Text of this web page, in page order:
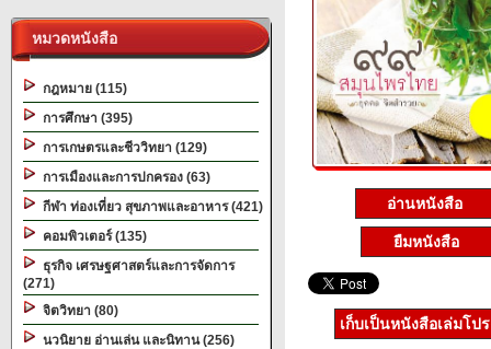
หมวดหนังสือ
กฎหมาย (115)
การศึกษา (395)
การเกษตรและชีววิทยา (129)
การเมืองและการปกครอง (63)
กีฬา ท่องเที่ยว สุขภาพและอาหาร (421)
คอมพิวเตอร์ (135)
ธุรกิจ เศรษฐศาสตร์และการจัดการ
(271)
จิตวิทยา (80)
นวนิยาย อ่านเล่น และนิทาน (256)
อ่านหนังสือ
ยืมหนังสือ
เก็บเป็นหนังสือเล่มโป